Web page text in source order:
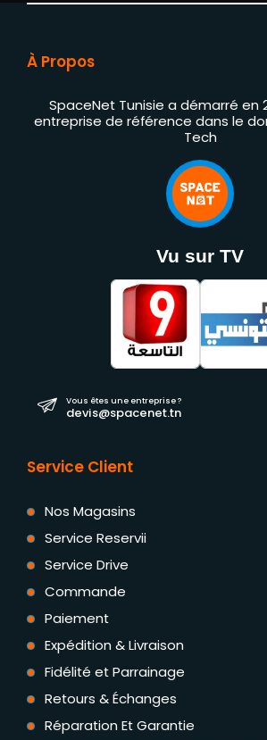
À Propos
SpaceNet Tunisie a démarré en
entreprise de référence dans le
Tech
Vu sur TV
Vous êtes une entreprise ?
devis@spacenet.tn
Service Client
Nos Magasins
Service Reservii
Service Drive
Commande
Paiement
Expédition & Livraison
Fidélité et Parrainage
Retours & Échanges
Réparation Et Garantie